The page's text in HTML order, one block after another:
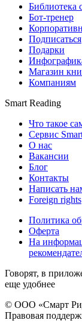
Библиотека
Бот-тренер
Подписаться
Подарки
Магазин
Компаниям
Smart Reading
Что такое
Сервис
О нас
Вакансии
Блог
Контакты
Написать
Foreign rights
Политика
Оферта
На
Говорят, в
еще удобнее
© ООО «Смарт
Правовая